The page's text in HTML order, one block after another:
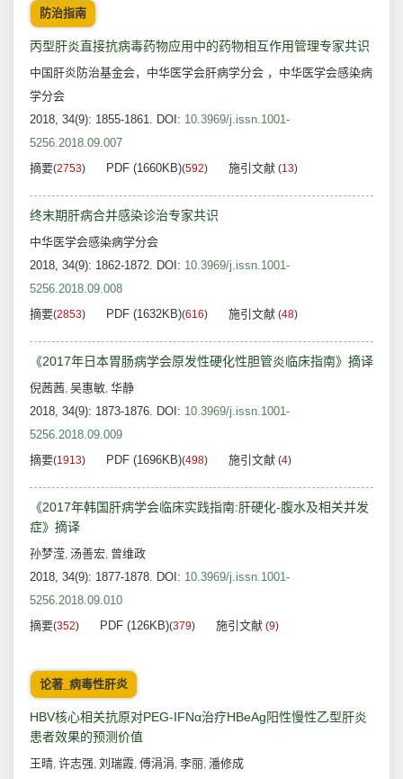
防治指南
丙型肝炎直接抗病毒药物应用中的药物相互作用管理专家共识
中国肝炎防治基金会，中华医学会肝病学分会 ，中华医学会感染病
学分会
2018, 34(9): 1855-1861. DOI: 10.3969/j.issn.1001-
5256.2018.09.007
摘要(2753) PDF (1660KB)(592) 施引文献 (13)
终末期肝病合并感染诊治专家共识
中华医学会感染病学分会
2018, 34(9): 1862-1872. DOI: 10.3969/j.issn.1001-
5256.2018.09.008
摘要(2853) PDF (1632KB)(616) 施引文献 (48)
《2017年日本胃肠病学会原发性硬化性胆管炎临床指南》摘译
倪茜茜, 吴惠敏, 华静
2018, 34(9): 1873-1876. DOI: 10.3969/j.issn.1001-
5256.2018.09.009
摘要(1913) PDF (1696KB)(498) 施引文献 (4)
《2017年韩国肝病学会临床实践指南:肝硬化-腹水及相关并发
症》摘译
孙梦滢, 汤善宏, 曾维政
2018, 34(9): 1877-1878. DOI: 10.3969/j.issn.1001-
5256.2018.09.010
摘要(352) PDF (126KB)(379) 施引文献 (9)
论著_病毒性肝炎
HBV核心相关抗原对PEG-IFNα治疗HBeAg阳性慢性乙型肝炎
患者效果的预测价值
王晴, 许志强, 刘瑞霞, 傅涓涓, 李丽, 潘修成